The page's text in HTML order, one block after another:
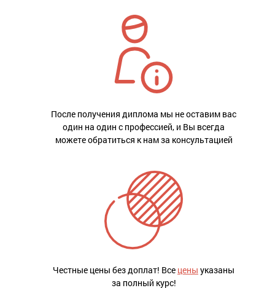
После получения диплома мы не оставим вас
один на один с профессией, и Вы всегда
можете обратиться к нам за консультацией
Честные цены без доплат! Все цены указаны
за полный курс!